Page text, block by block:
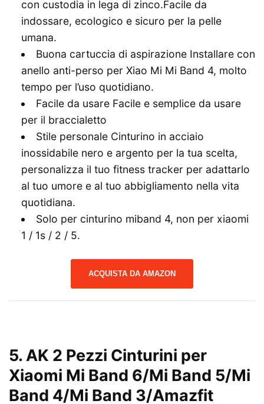
con custodia in lega di zinco.Facile da
indossare, ecologico e sicuro per la pelle
umana.
Buona cartuccia di aspirazione Installare con
anello anti-perso per Xiao Mi Mi Band 4, molto
tempo per l’uso quotidiano.
Facile da usare Facile e semplice da usare
per il braccialetto
Stile personale Cinturino in acciaio
inossidabile nero e argento per la tua scelta,
personalizza il tuo fitness tracker per adattarlo
al tuo umore e al tuo abbigliamento nella vita
quotidiana.
Solo per cinturino miband 4, non per xiaomi
1 / 1s / 2 / 5.
ACQUISTA DA AMAZON
5. AK 2 Pezzi Cinturini per
Xiaomi Mi Band 6/Mi Band 5/Mi
Band 4/Mi Band 3/Amazfit